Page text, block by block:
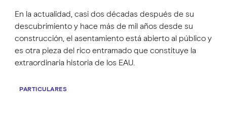
En la actualidad, casi dos décadas después de su
descubrimiento y hace más de mil años desde su
construcción, el asentamiento está abierto al público y
es otra pieza del rico entramado que constituye la
extraordinaria historia de los EAU.
PARTICULARES